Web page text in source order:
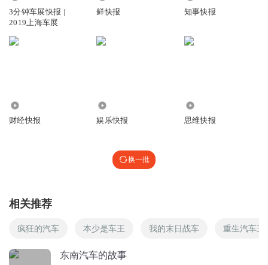
3分钟车展快报 |
2019上海车展
鲜快报 知事快报
财经快报 娱乐快报 思维快报
换一批
相关推荐
疯狂的汽车 本少是车王 我的末日战车 重生汽车王
东南汽车的故事